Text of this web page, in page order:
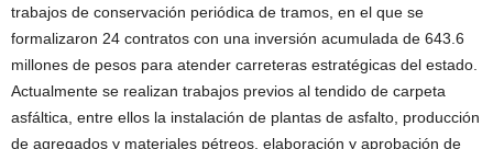
trabajos de conservación periódica de tramos, en el que se
formalizaron 24 contratos con una inversión acumulada de 643.6
millones de pesos para atender carreteras estratégicas del estado.
Actualmente se realizan trabajos previos al tendido de carpeta
asfáltica, entre ellos la instalación de plantas de asfalto, producción
de agregados y materiales pétreos, elaboración y aprobación de